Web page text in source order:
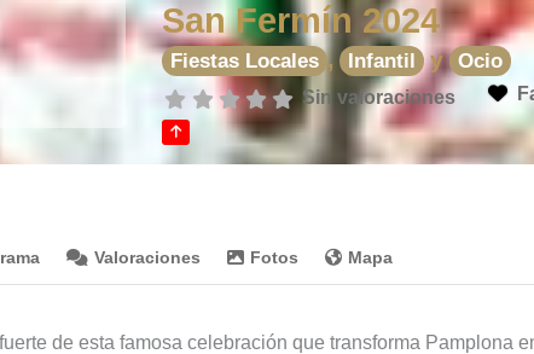
San Fermín 2024
Fiestas Locales , Infantil y Ocio
Sin valoraciones
Valoraciones Fotos Mapa
de esta famosa celebración que transforma Pamplona